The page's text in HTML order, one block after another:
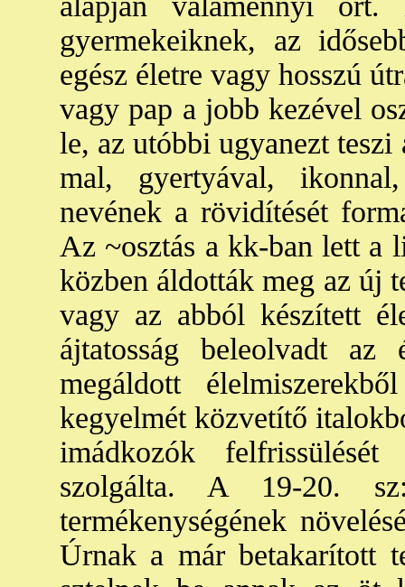
gyermekeiknek, az
egész életre vagy hosszú
vagy pap a jobb kezével
le, az utóbbi ugyanezt teszi
mal, gyertyával,
nevének a rövidítését
Az ~osztás a kk-ban lett a
közben áldották meg az új
vagy az abból készített
ájtatosság beleolvadt
megáldott
kegyelmét közvetítő
imádkozók
szolgálta. A 19-20.
termékenységének
Úrnak a már betakarított